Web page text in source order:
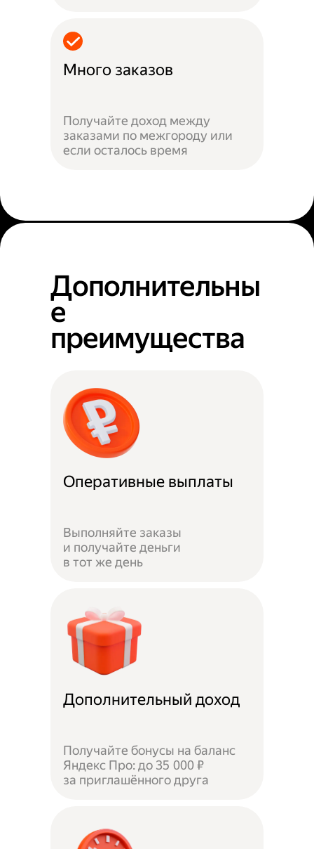
Много заказов
Получайте доход между
заказами по межгороду или
если осталось время
Дополнительны
е
преимущества
Оперативные выплаты
Выполняйте заказы
и получайте деньги
в тот же день
Дополнительный доход
Получайте бонусы на баланс
Яндекс Про: до 35 000 ₽
за приглашённого друга